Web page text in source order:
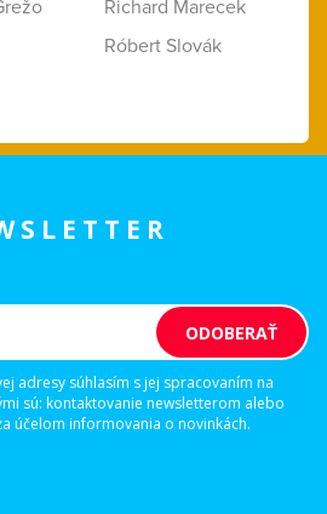
Richard Marecek
Róbert Slovák
adresy súhlasím s jej spracovaním na
sú: kontaktovanie newsletterom alebo
účelom informovania o novinkách.